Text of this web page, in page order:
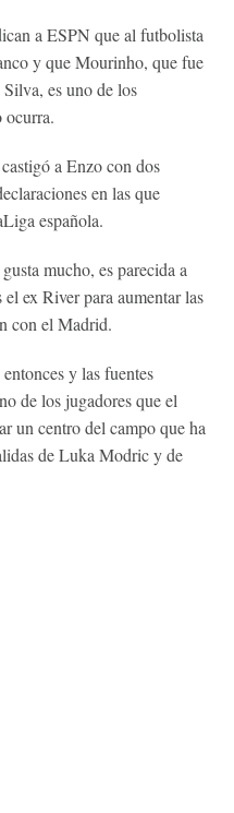
a ESPN que al futbolista
y que Mourinho, que fue
es uno de los
ocurra.
a Enzo con dos
en las que
española.
mucho, es parecida a
ex River para aumentar las
con el Madrid.
y las fuentes
de los jugadores que el
un centro del campo que ha
de Luka Modric y de